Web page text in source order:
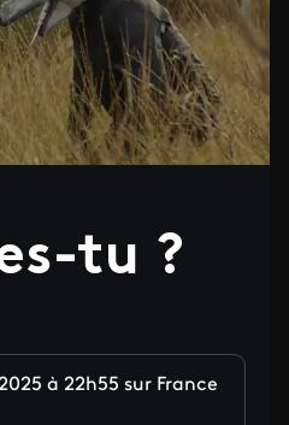
tu ?
à 22h55 sur France